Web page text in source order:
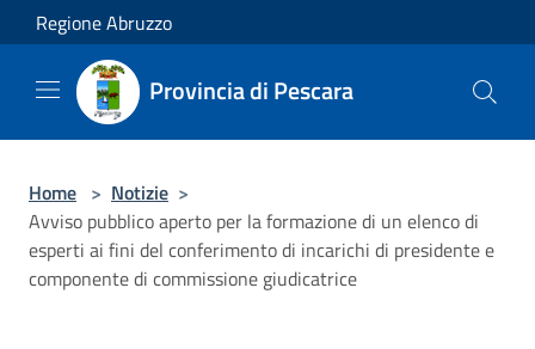
Salta al contenuto principale
Regione Abruzzo
Provincia di Pescara
Home > Notizie >
Avviso pubblico aperto per la formazione di un elenco di
esperti ai fini del conferimento di incarichi di presidente e
componente di commissione giudicatrice